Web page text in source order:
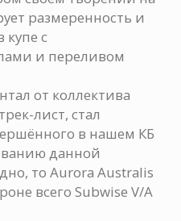
размеренность и
с
и переливом
от коллектива
лист, стал
в нашем КБ
данной
то Aurora Australis
всего Subwise V/A